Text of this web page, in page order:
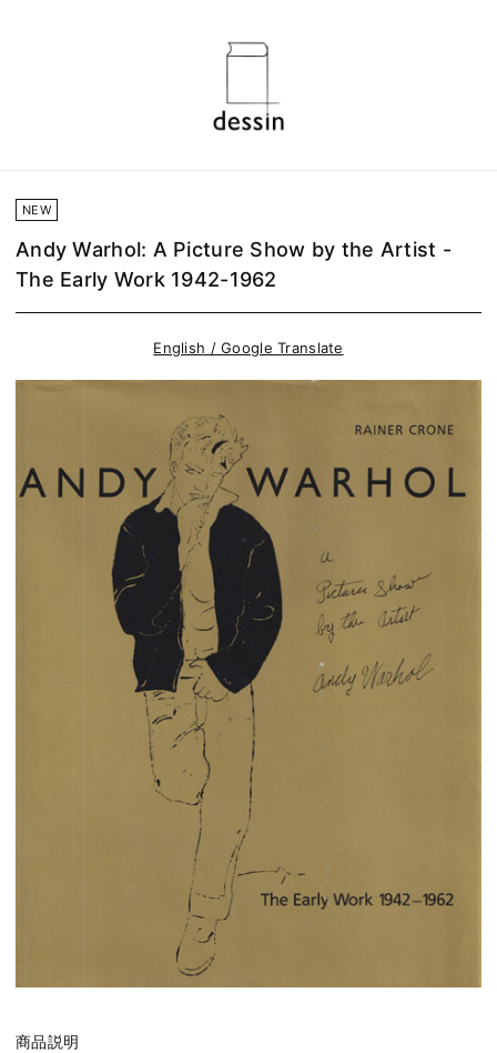
NEW
Andy Warhol: A Picture Show by the Artist -
The Early Work 1942-1962
English / Google Translate
商品説明